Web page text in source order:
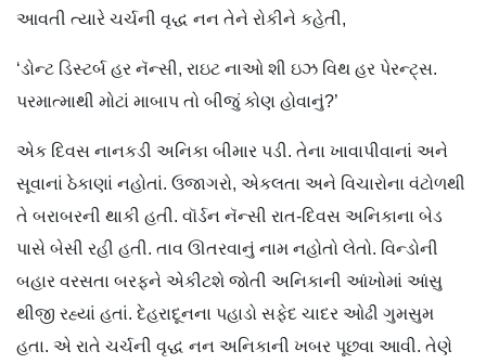
આવતી ત્યારે ચર્ચની વૃદ્ધ નન તેને રોકીને કહેતી,
‘ડોન્ટ ડિસ્ટર્બ હર નૅન્સી, રાઇટ નાઓ શી ઇઝ વિથ હર પેરન્ટ્સ.
પરમાત્માથી મોટાં માબાપ તો બીજું કોણ હોવાનું?’
એક દિવસ નાનકડી અનિકા બીમાર પડી. તેના ખાવાપીવાનાં અને
સૂવાનાં ઠેકાણાં નહોતાં. ઉજાગરો, એકલતા અને વિચારોના વંટોળથી
તે બરાબરની થાકી હતી. વૉર્ડન નૅન્સી રાત-દિવસ અનિકાના બેડ
પાસે બેસી રહી હતી. તાવ ઊતરવાનું નામ નહોતો લેતો. વિન્ડોની
બહાર વરસતા બરફને એકીટશે જોતી અનિકાની આંખોમાં આંસુ
થીજી રહ્યાં હતાં. દેહરાદૂનના પહાડો સફેદ ચાદર ઓઢી ગુમસુમ
હતા. એ રાતે ચર્ચની વૃદ્ધ નન અનિકાની ખબર પૂછવા આવી. તેણે